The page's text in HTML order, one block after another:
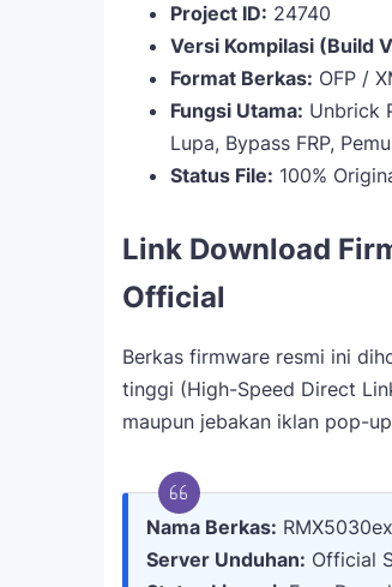
Project ID: 24740
Versi Kompilasi (Build
Format Berkas: OFP /
Fungsi Utama: Unbrick
Lupa, Bypass FRP,
Status File: 100%
Link Download
Official
Berkas firmware resmi ini
tinggi (High-Speed Direct
maupun jebakan iklan pop-
Nama Berkas:
Server Unduhan: Official